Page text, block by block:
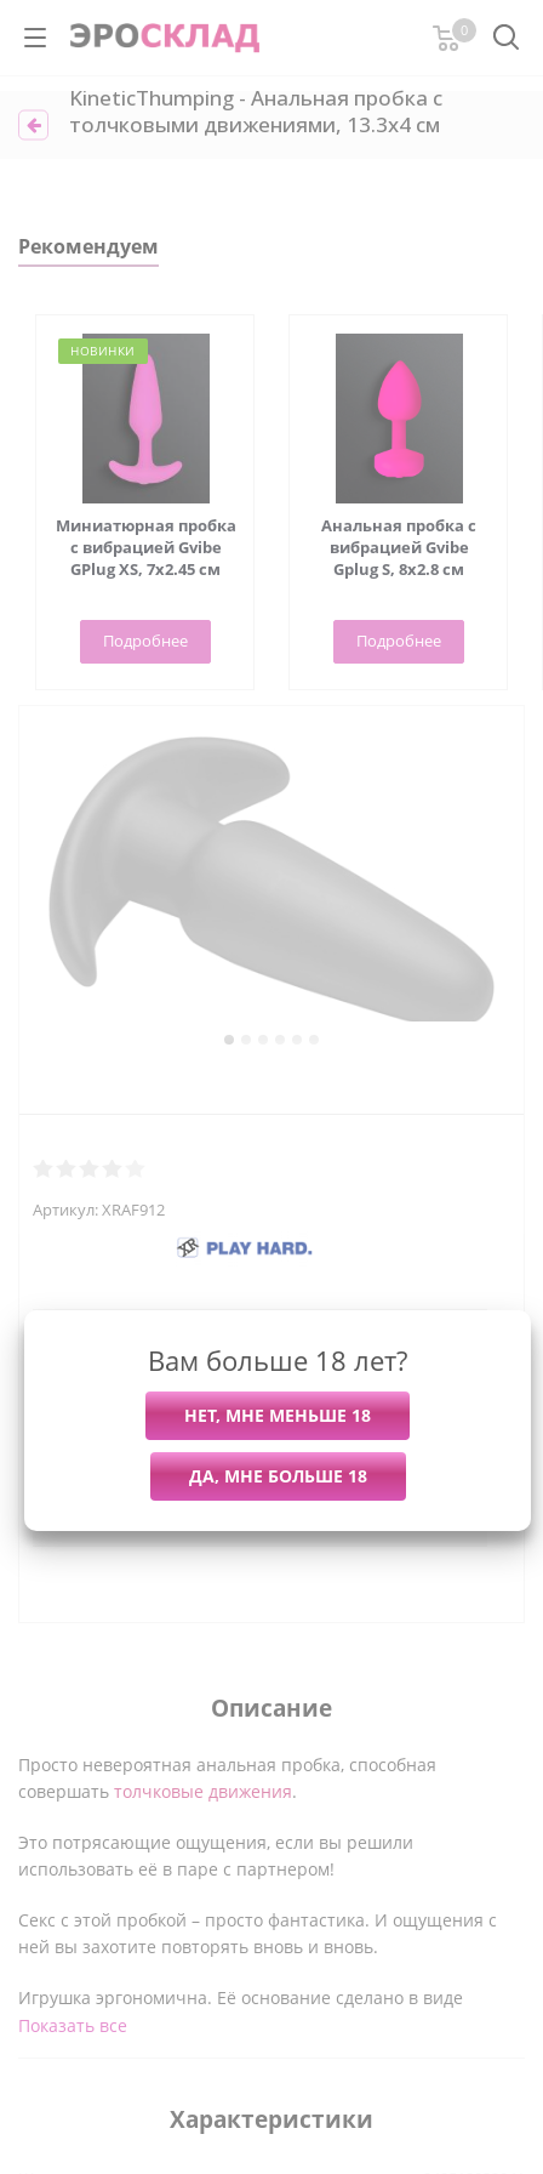
0
KineticThumping - Анальная пробка с
толчковыми движениями, 13.3х4 см
Рекомендуем
НОВИНКИ
Миниатюрная пробка
с вибрацией Gvibe
GPlug XS, 7х2.45 см
Подробнее
Анальная пробка с
вибрацией Gvibe
Gplug S, 8х2.8 см
Подробнее
Артикул:XRAF912
Последний раз купили
Более 7 дней назад
Всего купили
Мы работаем с организациями и ИП.
Описание
Просто невероятная анальная пробка, способная
совершать толчковые движения.
Это потрясающие ощущения, если вы решили
использовать её в паре с партнером!
Секс с этой пробкой – просто фантастика. И ощущения с
ней вы захотите повторять вновь и вновь.
Игрушка эргономична. Её основание сделано в виде
полумесяца, повторяющего изгибы тела. Её можно даже
Показать все
Характеристики
Вам больше 18 лет?